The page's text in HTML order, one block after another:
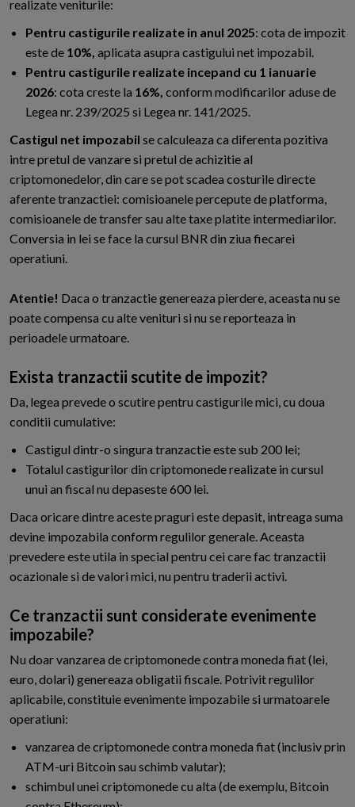
realizate veniturile:
Pentru castigurile realizate in anul 2025: cota de impozit
este de 10%, aplicata asupra castigului net impozabil.
Pentru castigurile realizate incepand cu 1 ianuarie
2026: cota creste la 16%, conform modificarilor aduse de
Legea nr. 239/2025 si Legea nr. 141/2025.
Castigul net impozabil se calculeaza ca diferenta pozitiva
intre pretul de vanzare si pretul de achizitie al
criptomonedelor, din care se pot scadea costurile directe
aferente tranzactiei: comisioanele percepute de platforma,
comisioanele de transfer sau alte taxe platite intermediarilor.
Conversia in lei se face la cursul BNR din ziua fiecarei
operatiuni.
Atentie! Daca o tranzactie genereaza pierdere, aceasta nu se
poate compensa cu alte venituri si nu se reporteaza in
perioadele urmatoare.
Exista tranzactii scutite de impozit?
Da, legea prevede o scutire pentru castigurile mici, cu doua
conditii cumulative:
Castigul dintr-o singura tranzactie este sub 200 lei;
Totalul castigurilor din criptomonede realizate in cursul
unui an fiscal nu depaseste 600 lei.
Daca oricare dintre aceste praguri este depasit, intreaga suma
devine impozabila conform regulilor generale. Aceasta
prevedere este utila in special pentru cei care fac tranzactii
ocazionale si de valori mici, nu pentru traderii activi.
Ce tranzactii sunt considerate evenimente
impozabile?
Nu doar vanzarea de criptomonede contra moneda fiat (lei,
euro, dolari) genereaza obligatii fiscale. Potrivit regulilor
aplicabile, constituie evenimente impozabile si urmatoarele
operatiuni:
vanzarea de criptomonede contra moneda fiat (inclusiv prin
ATM-uri Bitcoin sau schimb valutar);
schimbul unei criptomonede cu alta (de exemplu, Bitcoin